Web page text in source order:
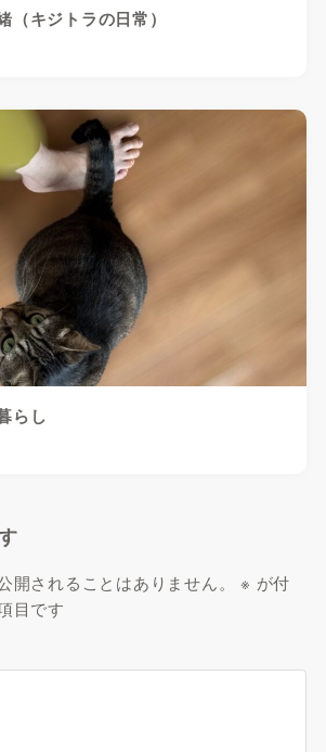
（キジトラの日常）
らし
開されることはありません。 ※ が付
目です